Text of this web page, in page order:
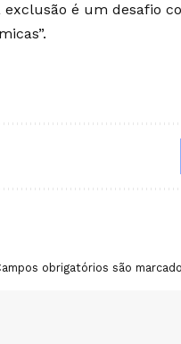
exclusão é um desafio
obrigatórios são